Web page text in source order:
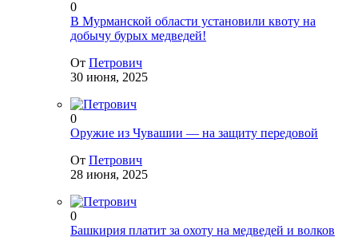
0
В Мурманской области установили квоту на
добычу бурых медведей!
От Петрович
30 июня, 2025
0
Оружие из Чувашии — на защиту передовой
От Петрович
28 июня, 2025
0
Башкирия платит за охоту на медведей и волков